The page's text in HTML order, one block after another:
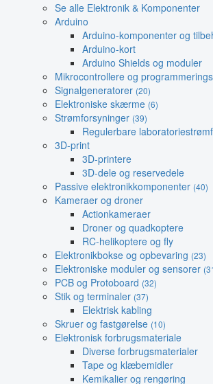
Se alle Elektronik & Komponenter
Arduino
Arduino-komponenter og
Arduino-kort
Arduino Shields og moduler
Mikrocontrollere og
Signalgeneratorer (20)
Elektroniske skærme (6)
Strømforsyninger (39)
Regulerbare
3D-print
3D-printere
3D-dele og reservedele
Passive elektronikkomponenter (40)
Kameraer og droner
Actionkameraer
Droner og quadkoptere
RC-helikoptere og fly
Elektronikbokse og opbevaring (23)
Elektroniske moduler og sensorer
PCB og Protoboard (32)
Stik og terminaler (37)
Elektrisk kabling
Skruer og fastgørelse (10)
Elektronisk forbrugsmateriale
Diverse forbrugsmaterialer
Tape og klæbemidler
Kemikalier og rengøring